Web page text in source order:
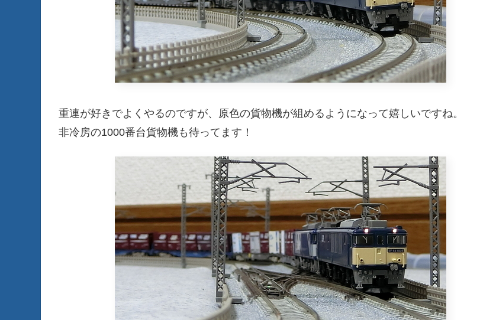
重連が好きでよくやるのですが、原色の貨物機が組めるようになって嬉しいですね。
非冷房の1000番台貨物機も待ってます！